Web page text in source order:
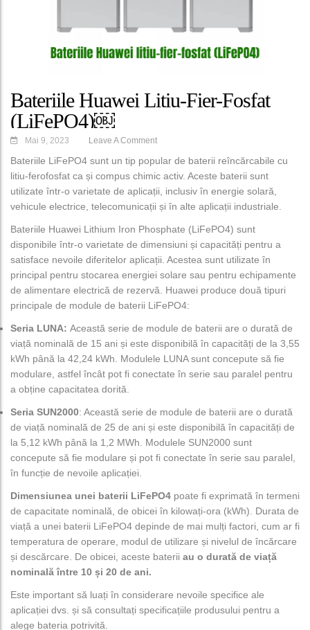
Bateriile Huawei Litiu-Fier-Fosfat
(LiFePO4)￼
Mai 9, 2023 Leave A Comment
Bateriile LiFePO4 sunt un tip popular de baterii reîncărcabile cu
litiu-ferofosfat ca și compus chimic activ. Aceste baterii sunt
utilizate într-o varietate de aplicații, inclusiv în energie solară,
vehicule electrice, telecomunicații și în alte aplicații industriale.
Bateriile Huawei Lithium Iron Phosphate (LiFePO4) sunt
disponibile într-o varietate de dimensiuni și capacități pentru a
satisface nevoile diferitelor aplicații. Acestea sunt utilizate în
principal pentru stocarea energiei solare sau pentru echipamente
de alimentare electrică de rezervă. Huawei produce două tipuri
principale de module de baterii LiFePO4:
Seria LUNA: Această serie de module de baterii are o durată de
viață nominală de 15 ani și este disponibilă în capacități de la 3,55
kWh până la 42,24 kWh. Modulele LUNA sunt concepute să fie
modulare, astfel încât pot fi conectate în serie sau paralel pentru
a obține capacitatea dorită.
Seria SUN2000: Această serie de module de baterii are o durată
de viață nominală de 25 de ani și este disponibilă în capacități de
la 5,12 kWh până la 1,2 MWh. Modulele SUN2000 sunt
concepute să fie modulare și pot fi conectate în serie sau paralel,
în funcție de nevoile aplicației.
Dimensiunea unei baterii LiFePO4 poate fi exprimată în termeni
de capacitate nominală, de obicei în kilowați-ora (kWh). Durata de
viață a unei baterii LiFePO4 depinde de mai mulți factori, cum ar fi
temperatura de operare, modul de utilizare și nivelul de încărcare
și descărcare. De obicei, aceste baterii au o durată de viață
nominală între 10 și 20 de ani.
Este important să luați în considerare nevoile specifice ale
aplicației dvs. și să consultați specificațiile produsului pentru a
alege bateria potrivită.